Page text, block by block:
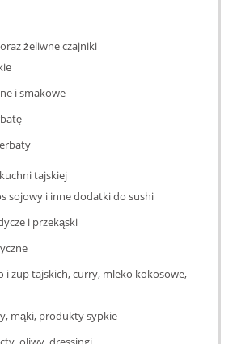
żeliwne czajniki
i smakowe
tajskiej
sojowy i inne dodatki do sushi
i przekąski
i zup tajskich, curry, mleko kokosowe,
mąki, produkty sypkie